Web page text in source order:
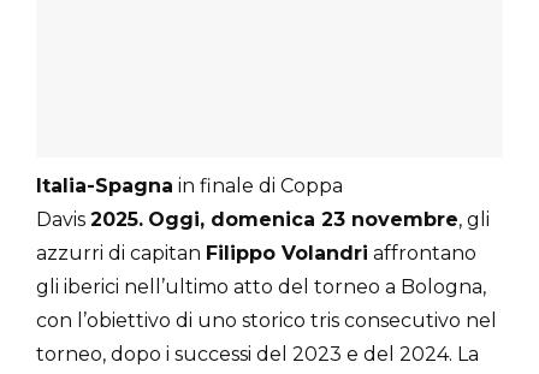
Italia-Spagna in finale di Coppa
Davis 2025. Oggi, domenica 23 novembre, gli
azzurri di capitan Filippo Volandri affrontano
gli iberici nell’ultimo atto del torneo a Bologna,
con l’obiettivo di uno storico tris consecutivo nel
torneo, dopo i successi del 2023 e del 2024. La